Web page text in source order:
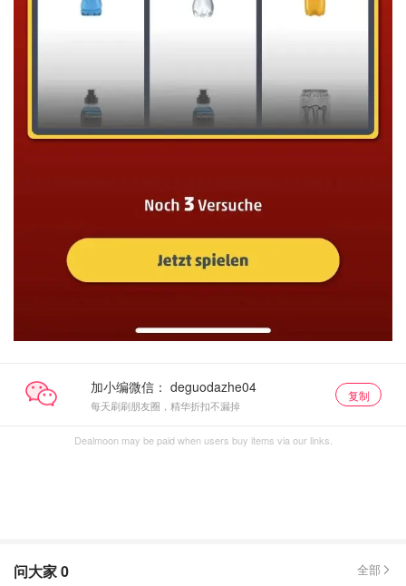
加小编微信：
每天刷刷朋友圈，精华折扣不漏掉
复制
Dealmoon may be paid when users buy items via our links.
问大家0 全部